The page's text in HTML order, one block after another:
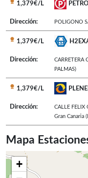
1,379€/L
Dirección: POLIGONO
1,379€/L
Dirección: CARRETERA
PALMAS)
1,379€/L
Dirección: CALLE FELIX
Gran Canaria
Mapa
+